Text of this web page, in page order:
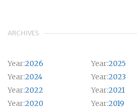
ARCHIVES
Year:2026 Year:2025
Year:2024 Year:2023
Year:2022 Year:2021
Year:2020 Year:2019